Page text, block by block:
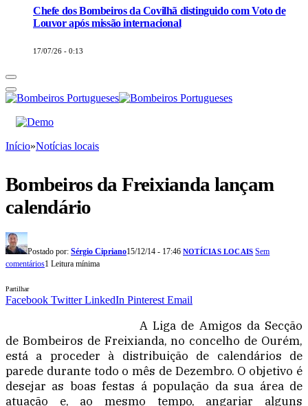
Chefe dos Bombeiros da Covilhã distinguido com Voto de
Louvor após missão internacional
17/07/26 - 0:13
Início»Notícias locais
Bombeiros da Freixianda lançam
calendário
Postado por: Sérgio Cipriano15/12/14 - 17:46 NOTÍCIAS LOCAIS Sem
comentários1 Leitura mínima
Partilhar
Facebook Twitter LinkedIn Pinterest Email
A Liga de Amigos da Secção
de Bombeiros de Freixianda, no concelho de Ourém,
está a proceder à distribuição de calendários de
parede durante todo o mês de Dezembro. O objetivo é
desejar as boas festas á população da sua área de
atuação e, ao mesmo tempo, angariar alguns